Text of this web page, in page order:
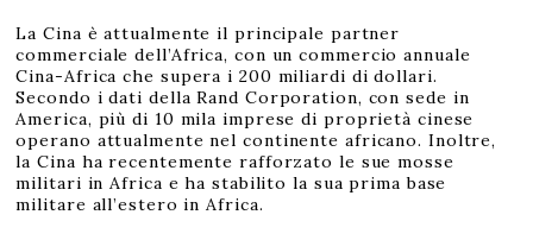
La Cina è attualmente il principale partner
commerciale dell’Africa, con un commercio annuale
Cina-Africa che supera i 200 miliardi di dollari.
Secondo i dati della Rand Corporation, con sede in
America, più di 10 mila imprese di proprietà cinese
operano attualmente nel continente africano. Inoltre,
la Cina ha recentemente rafforzato le sue mosse
militari in Africa e ha stabilito la sua prima base
militare all’estero in Africa.